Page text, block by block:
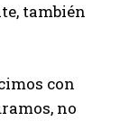
también
con
no